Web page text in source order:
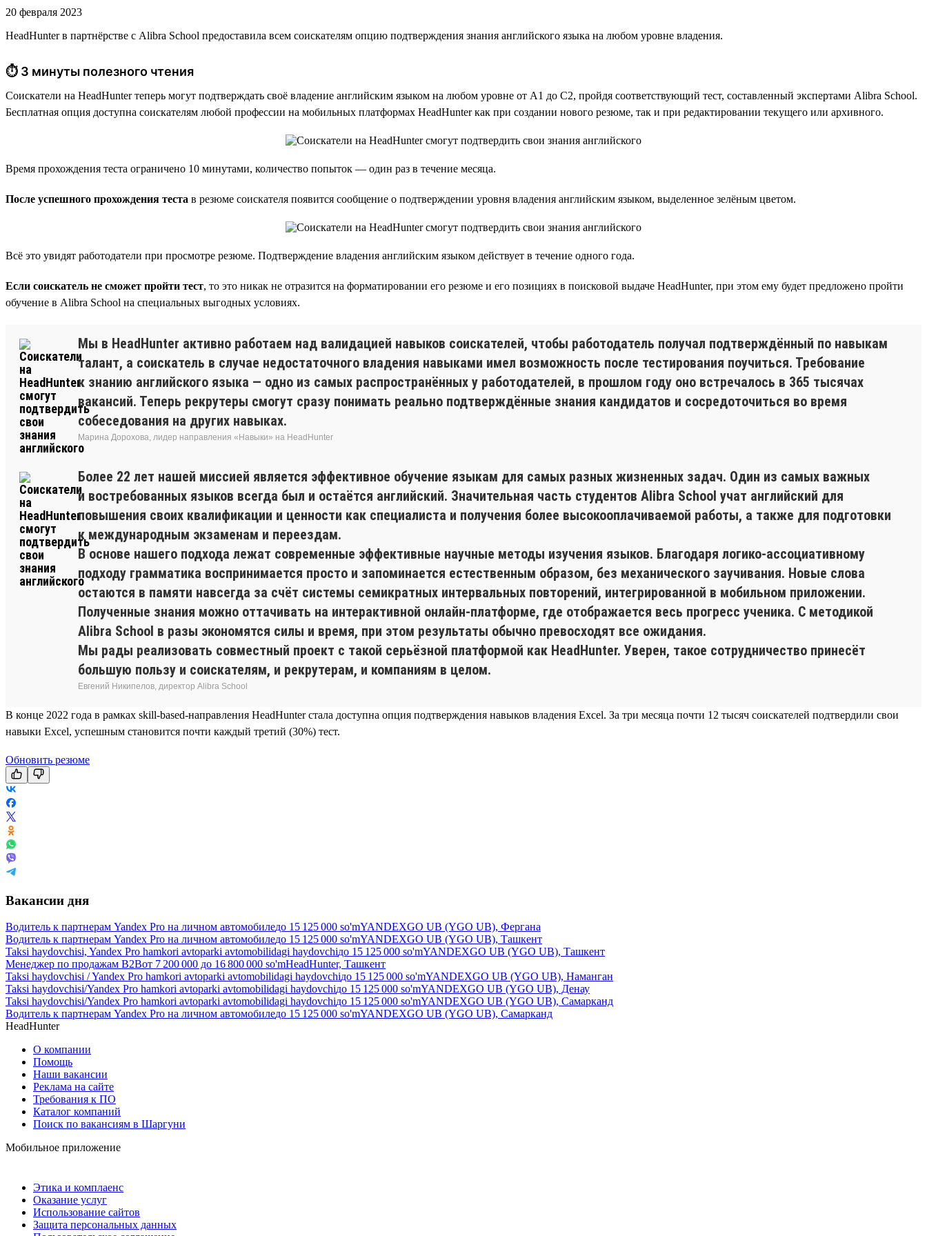
20 февраля 2023
HeadHunter в партнёрстве с Alibra School предоставила всем соискателям опцию подтверждения знания английского языка на любом уровне владения.
⏱ 3 минуты полезного чтения
Соискатели на HeadHunter теперь могут подтверждать своё владение английским языком на любом уровне от А1 до С2, пройдя соответствующий тест, составленный экспертами Alibra School.
Бесплатная опция доступна соискателям любой профессии на мобильных платформах HeadHunter как при создании нового резюме, так и при редактировании текущего или архивного.
Время прохождения теста ограничено 10 минутами, количество попыток — один раз в течение месяца.
После успешного прохождения теста в резюме соискателя появится сообщение о подтверждении уровня владения английским языком, выделенное зелёным цветом.
Всё это увидят работодатели при просмотре резюме. Подтверждение владения английским языком действует в течение одного года.
Если соискатель не сможет пройти тест, то это никак не отразится на форматировании его резюме и его позициях в поисковой выдаче HeadHunter, при этом ему будет предложено пройти
обучение в Alibra School на специальных выгодных условиях.
Мы в HeadHunter активно работаем над валидацией навыков соискателей, чтобы работодатель получал подтверждённый по навыкам
талант, а соискатель в случае недостаточного владения навыками имел возможность после тестирования поучиться. Требование
к знанию английского языка — одно из самых распространённых у работодателей, в прошлом году оно встречалось в 365 тысячах
вакансий. Теперь рекрутеры смогут сразу понимать реально подтверждённые знания кандидатов и сосредоточиться во время
собеседования на других навыках.
Марина Дорохова, лидер направления «Навыки» на HeadHunter
Более 22 лет нашей миссией является эффективное обучение языкам для самых разных жизненных задач. Один из самых важных
и востребованных языков всегда был и остаётся английский. Значительная часть студентов Alibra School учат английский для
повышения своих квалификации и ценности как специалиста и получения более высокооплачиваемой работы, а также для подготовки
к международным экзаменам и переездам.
В основе нашего подхода лежат современные эффективные научные методы изучения языков. Благодаря логико-ассоциативному
подходу грамматика воспринимается просто и запоминается естественным образом, без механического заучивания. Новые слова
остаются в памяти навсегда за счёт системы семикратных интервальных повторений, интегрированной в мобильном приложении.
Полученные знания можно оттачивать на интерактивной онлайн-платформе, где отображается весь прогресс ученика. С методикой
Alibra School в разы экономятся силы и время, при этом результаты обычно превосходят все ожидания.
Мы рады реализовать совместный проект с такой серьёзной платформой как HeadHunter. Уверен, такое сотрудничество принесёт
большую пользу и соискателям, и рекрутерам, и компаниям в целом.
Евгений Никипелов, директор Alibra School
В конце 2022 года в рамках skill-based-направления HeadHunter стала доступна опция подтверждения навыков владения Excel. За три месяца почти 12 тысяч соискателей подтвердили свои
навыки Excel, успешным становится почти каждый третий (30%) тест.
Обновить резюме
Вакансии дня
Водитель к партнерам Yandex Pro на личном автомобиледо 15 125 000 so'mYANDEXGO UB (YGO UB), Фергана
Водитель к партнерам Yandex Pro на личном автомобиледо 15 125 000 so'mYANDEXGO UB (YGO UB), Ташкент
Taksi haydovchisi, Yandex Pro hamkori avtoparki avtomobilidagi haydovchiдо 15 125 000 so'mYANDEXGO UB (YGO UB), Ташкент
Менеджер по продажам B2Bот 7 200 000 до 16 800 000 so'mHeadHunter, Ташкент
Taksi haydovchisi / Yandex Pro hamkori avtoparki avtomobilidagi haydovchiдо 15 125 000 so'mYANDEXGO UB (YGO UB), Наманган
Taksi haydovchisi/Yandex Pro hamkori avtoparki avtomobilidagi haydovchiдо 15 125 000 so'mYANDEXGO UB (YGO UB), Денау
Taksi haydovchisi/Yandex Pro hamkori avtoparki avtomobilidagi haydovchiдо 15 125 000 so'mYANDEXGO UB (YGO UB), Самарканд
Водитель к партнерам Yandex Pro на личном автомобиледо 15 125 000 so'mYANDEXGO UB (YGO UB), Самарканд
HeadHunter
О компании
Помощь
Наши вакансии
Реклама на сайте
Требования к ПО
Каталог компаний
Поиск по вакансиям в Шаргуни
Мобильное приложение
Этика и комплаенс
Оказание услуг
Использование сайтов
Защита персональных данных